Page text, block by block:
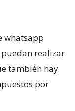
whatsapp
puedan realizar
también hay
por